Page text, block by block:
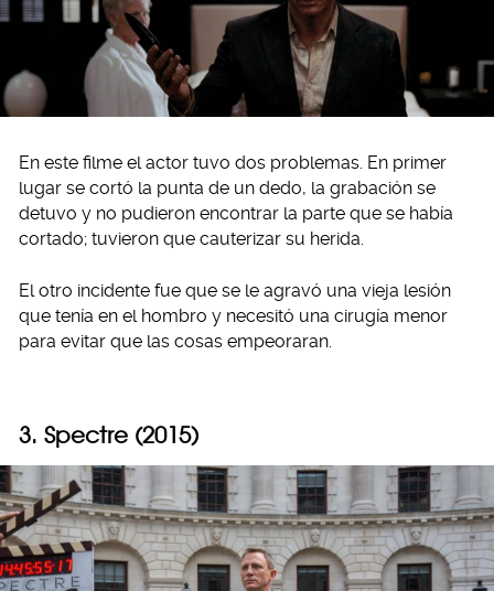
En este filme el actor tuvo dos problemas. En primer
lugar se cortó la punta de un dedo, la grabación se
detuvo y no pudieron encontrar la parte que se había
cortado; tuvieron que cauterizar su herida.
El otro incidente fue que se le agravó una vieja lesión
que tenía en el hombro y necesitó una cirugía menor
para evitar que las cosas empeoraran.
3. Spectre (2015)